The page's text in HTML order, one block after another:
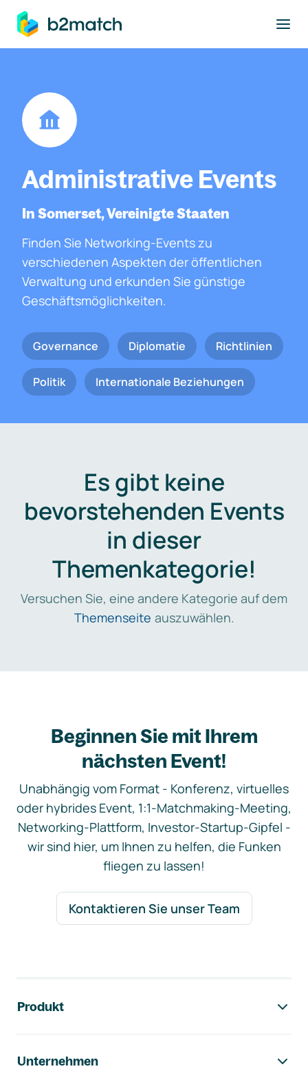
springen
Administrative Events
In Somerset, Vereinigte Staaten
Finden Sie Networking-Events zu
verschiedenen Aspekten der öffentlichen
Verwaltung und erkunden Sie günstige
Geschäftsmöglichkeiten.
Governance Diplomatie Richtlinien
Politik Internationale Beziehungen
Es gibt keine
bevorstehenden Events
in dieser
Themenkategorie!
Versuchen Sie, eine andere Kategorie auf dem
Themenseite auszuwählen.
Beginnen Sie mit Ihrem
nächsten Event!
Unabhängig vom Format - Konferenz, virtuelles
oder hybrides Event, 1:1-Matchmaking-Meeting,
Networking-Plattform, Investor-Startup-Gipfel -
wir sind hier, um Ihnen zu helfen, die Funken
fliegen zu lassen!
Kontaktieren Sie unser Team
Produkt
Unternehmen